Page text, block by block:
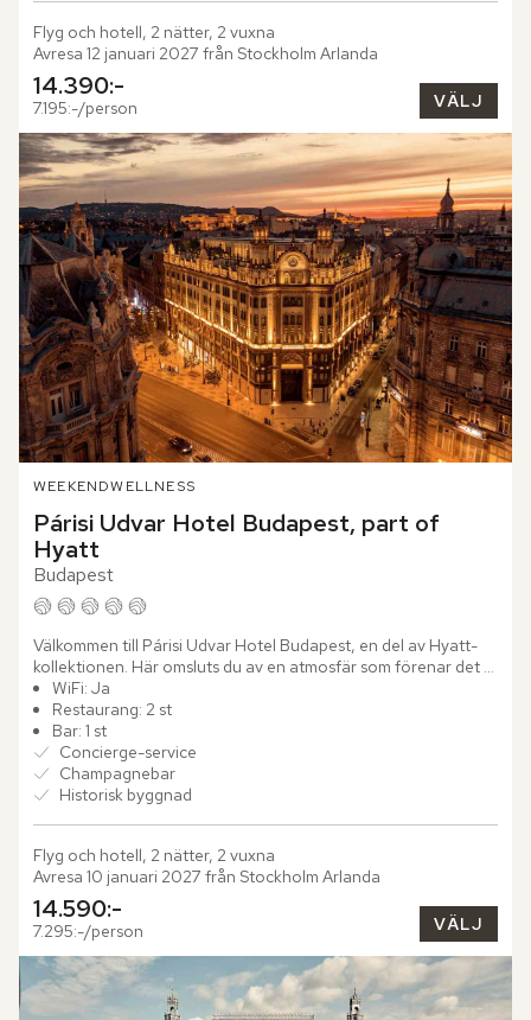
Flyg och hotell, 2 nätter, 2 vuxna
Avresa 12 januari 2027 från Stockholm Arlanda
14.390:-
7.195:-/person VÄLJ
WEEKENDWELLNESS
Párisi Udvar Hotel Budapest, part of
Hyatt
Budapest
Välkommen till Párisi Udvar Hotel Budapest, en del av Hyatt-
kollektionen. Här omsluts du av en atmosfär som förenar det
förflutnas charm med dagens lyx. Den praktfulla fasaden och...
WiFi: Ja
Restaurang: 2 st
Bar: 1 st
Concierge-service
Champagnebar
Historisk byggnad
Flyg och hotell, 2 nätter, 2 vuxna
Avresa 10 januari 2027 från Stockholm Arlanda
14.590:-
7.295:-/person VÄLJ